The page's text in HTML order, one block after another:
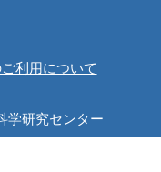
利用について
学研究センター